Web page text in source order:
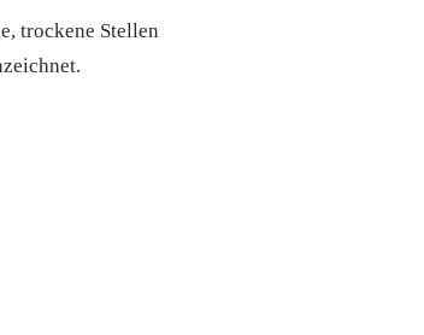
trockene Stellen